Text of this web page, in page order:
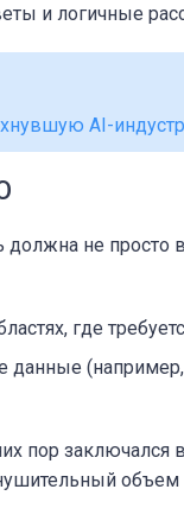
и логичные
AI-
должна не просто
где
данные
пор заключался